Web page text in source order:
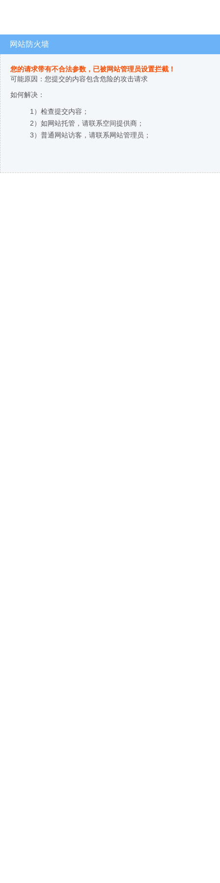
网站防火墙
您的请求带有不合法参数，已被网站管理员设置拦截！
可能原因：您提交的内容包含危险的攻击请求
如何解决：
1）检查提交内容；
2）如网站托管，请联系空间提供商；
3）普通网站访客，请联系网站管理员；